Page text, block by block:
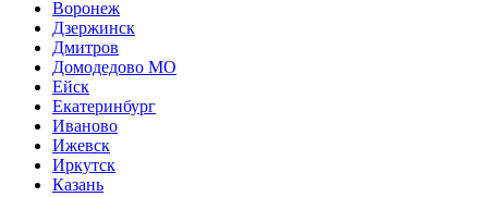
Воронеж
Дзержинск
Дмитров
Домодедово МО
Ейск
Екатеринбург
Иваново
Ижевск
Иркутск
Казань